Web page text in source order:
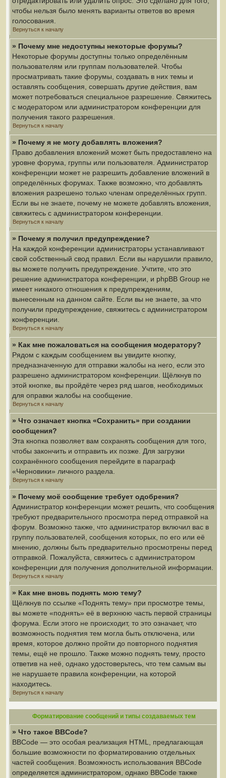
чтобы нельзя было менять варианты ответов во время
голосования.
Вернуться к началу
» Почему мне недоступны некоторые форумы?
Некоторые форумы доступны только определённым
пользователям или группам пользователей. Чтобы
просматривать такие форумы, создавать в них темы и
оставлять сообщения, совершать другие действия, вам
может потребоваться специальное разрешение. Свяжитесь
с модератором или администратором конференции для
получения такого разрешения.
Вернуться к началу
» Почему я не могу добавлять вложения?
Право добавления вложений может быть предоставлено на
уровне форума, группы или пользователя. Администратор
конференции может не разрешить добавление вложений в
определённых форумах. Также возможно, что добавлять
вложения разрешено только членам определённых групп.
Если вы не знаете, почему не можете добавлять вложения,
свяжитесь с администратором конференции.
Вернуться к началу
» Почему я получил предупреждение?
На каждой конференции администраторы устанавливают
свой собственный свод правил. Если вы нарушили правило,
вы можете получить предупреждение. Учтите, что это
решение администратора конференции, и phpBB Group не
имеет никакого отношения к предупреждениям,
вынесенным на данном сайте. Если вы не знаете, за что
получили предупреждение, свяжитесь с администратором
конференции.
Вернуться к началу
» Как мне пожаловаться на сообщения модератору?
Рядом с каждым сообщением вы увидите кнопку,
предназначенную для отправки жалобы на него, если это
разрешено администратором конференции. Щёлкнув по
этой кнопке, вы пройдёте через ряд шагов, необходимых
для оправки жалобы на сообщение.
Вернуться к началу
» Что означает кнопка «Сохранить» при создании
сообщения?
Эта кнопка позволяет вам сохранять сообщения для того,
чтобы закончить и отправить их позже. Для загрузки
сохранённого сообщения перейдите в параграф
«Черновики» личного раздела.
Вернуться к началу
» Почему моё сообщение требует одобрения?
Администратор конференции может решить, что сообщения
требуют предварительного просмотра перед отправкой на
форум. Возможно также, что администратор включил вас в
группу пользователей, сообщения которых, по его или её
мнению, должны быть предварительно просмотрены перед
отправкой. Пожалуйста, свяжитесь с администратором
конференции для получения дополнительной информации.
Вернуться к началу
» Как мне вновь поднять мою тему?
Щёлкнув по ссылке «Поднять тему» при просмотре темы,
вы можете «поднять» её в верхнюю часть первой страницы
форума. Если этого не происходит, то это означает, что
возможность поднятия тем могла быть отключена, или
время, которое должно пройти до повторного поднятия
темы, ещё не прошло. Также можно поднять тему, просто
ответив на неё, однако удостоверьтесь, что тем самым вы
не нарушаете правила конференции, на которой
находитесь.
Вернуться к началу
Форматирование сообщений и типы создаваемых тем
» Что такое BBCode?
BBCode — это особая реализация HTML, предлагающая
большие возможности по форматированию отдельных
частей сообщения. Возможность использования BBCode
определяется администратором, однако BBCode также